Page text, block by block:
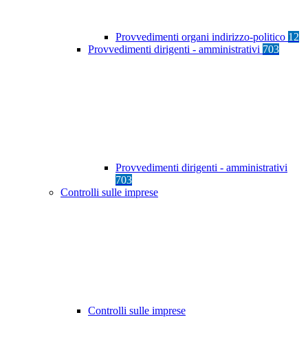
Provvedimenti organi indirizzo-politico 12
Provvedimenti dirigenti - amministrativi 703
Provvedimenti dirigenti - amministrativi
703
Controlli sulle imprese
Controlli sulle imprese